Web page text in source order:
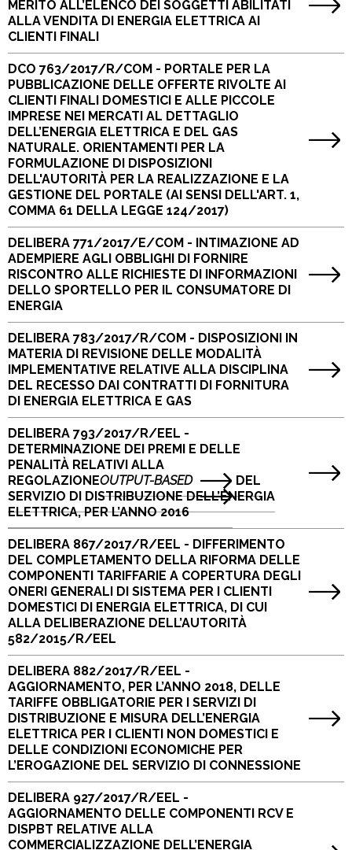
MERITO ALL’ELENCO DEI SOGGETTI ABILITATI
ALLA VENDITA DI ENERGIA ELETTRICA AI
CLIENTI FINALI
DCO 763/2017/R/COM - PORTALE PER LA
PUBBLICAZIONE DELLE OFFERTE RIVOLTE AI
CLIENTI FINALI DOMESTICI E ALLE PICCOLE
IMPRESE NEI MERCATI AL DETTAGLIO
DELL’ENERGIA ELETTRICA E DEL GAS
NATURALE. ORIENTAMENTI PER LA
FORMULAZIONE DI DISPOSIZIONI
DELL'AUTORITÀ PER LA REALIZZAZIONE E LA
GESTIONE DEL PORTALE (AI SENSI DELL'ART. 1,
COMMA 61 DELLA LEGGE 124/2017)
DELIBERA 771/2017/E/COM - INTIMAZIONE AD
ADEMPIERE AGLI OBBLIGHI DI FORNIRE
RISCONTRO ALLE RICHIESTE DI INFORMAZIONI
DELLO SPORTELLO PER IL CONSUMATORE DI
ENERGIA
DELIBERA 783/2017/R/COM - DISPOSIZIONI IN
MATERIA DI REVISIONE DELLE MODALITÀ
IMPLEMENTATIVE RELATIVE ALLA DISCIPLINA
DEL RECESSO DAI CONTRATTI DI FORNITURA
DI ENERGIA ELETTRICA E GAS
DELIBERA 793/2017/R/EEL -
DETERMINAZIONE DEI PREMI E DELLE
PENALITÀ RELATIVI ALLA
REGOLAZIONEOUTPUT-BASED
DEL
SERVIZIO DI DISTRIBUZIONE DELL’ENERGIA
ELETTRICA, PER L’ANNO 2016
DELIBERA 867/2017/R/EEL - DIFFERIMENTO
DEL COMPLETAMENTO DELLA RIFORMA DELLE
COMPONENTI TARIFFARIE A COPERTURA DEGLI
ONERI GENERALI DI SISTEMA PER I CLIENTI
DOMESTICI DI ENERGIA ELETTRICA, DI CUI
ALLA DELIBERAZIONE DELL’AUTORITÀ
582/2015/R/EEL
DELIBERA 882/2017/R/EEL -
AGGIORNAMENTO, PER L’ANNO 2018, DELLE
TARIFFE OBBLIGATORIE PER I SERVIZI DI
DISTRIBUZIONE E MISURA DELL’ENERGIA
ELETTRICA PER I CLIENTI NON DOMESTICI E
DELLE CONDIZIONI ECONOMICHE PER
L’EROGAZIONE DEL SERVIZIO DI CONNESSIONE
DELIBERA 927/2017/R/EEL -
AGGIORNAMENTO DELLE COMPONENTI RCV E
DISPBT RELATIVE ALLA
COMMERCIALIZZAZIONE DELL’ENERGIA